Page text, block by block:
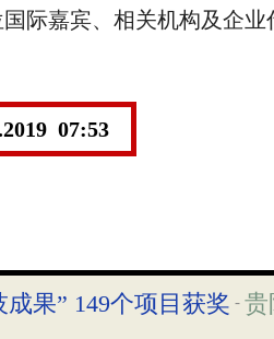
国际嘉宾、相关机构及企
07:53
果” 149个项目获奖 - 贵